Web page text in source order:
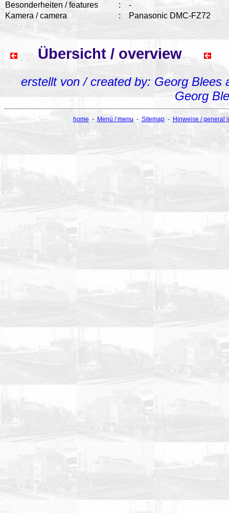
Besonderheiten / features
:
-
Kamera / camera
: Panasonic DMC-FZ72
Übersicht / overview
erstellt von / created by: Georg Blees
Georg
home- Menü / menu - Sitemap- Hinweise / general